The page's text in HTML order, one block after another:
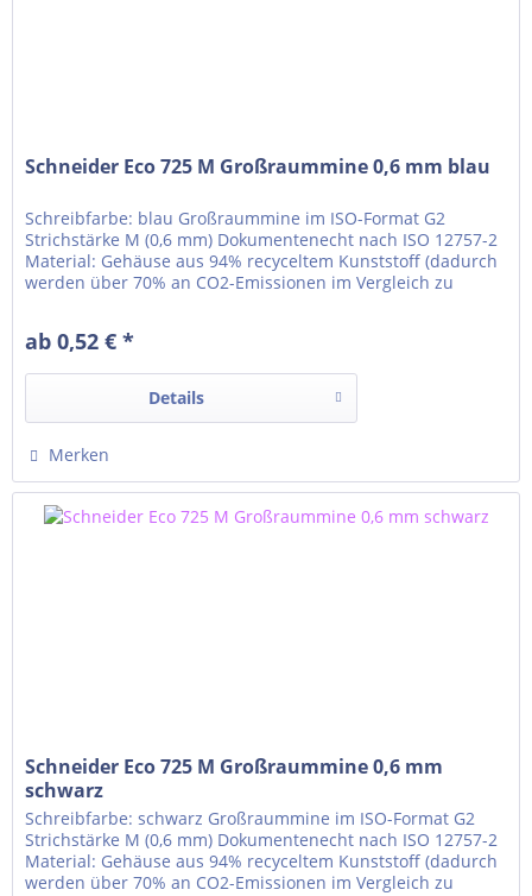
Schneider Eco 725 M Großraummine 0,6 mm blau
Schreibfarbe: blau Großraummine im ISO-Format G2
Strichstärke M (0,6 mm) Dokumentenecht nach ISO 12757-2
Material: Gehäuse aus 94% recyceltem Kunststoff (dadurch
werden über 70% an CO2-Emissionen im Vergleich zu
sauberes Schriftbild Universelle Plug+Play-Passform...
ab 0,52 € *
Details
Merken
Schneider Eco 725 M Großraummine 0,6 mm
schwarz
Schreibfarbe: schwarz Großraummine im ISO-Format G2
Strichstärke M (0,6 mm) Dokumentenecht nach ISO 12757-2
Material: Gehäuse aus 94% recyceltem Kunststoff (dadurch
werden über 70% an CO2-Emissionen im Vergleich zu